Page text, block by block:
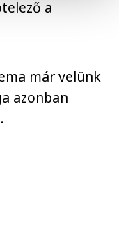
a
már velünk
azonban